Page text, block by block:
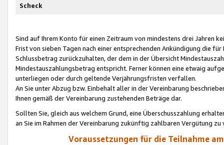
Scheck
Sind auf Ihrem Konto für einen Zeitraum von mindestens drei Jahren
Frist von sieben Tagen nach einer entsprechenden Ankündigung die
Schlussbetrag zurückzuhalten, der dem in der Übersicht
Mindestauszahlungsbetrag entspricht. Ferner können eine etwaig
unterliegen oder durch geltende Verjährungsfristen verfallen.
An Sie unter Abzug bzw. Einbehalt aller in der Vereinbarung
Ihnen gemäß der Vereinbarung zustehenden Beträge dar.
Sollten Sie, gleich aus welchem Grund, eine Überschusszahlung
an Sie im Rahmen der Vereinbarung zukünftig zahlbaren Vergütung zu
Voraussetzungen für die Teilnahme